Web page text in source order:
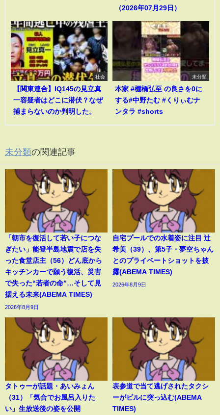
（2026年07月29日）
社会
【関東連合】IQ145の見立真
一容疑者はどこに潜伏？なぜ
捕まらないのか判明した。
未分類
本家 #棚橋弘至 の良さを0に
する#中野たむ #くりぃむナ
ンタラ #shorts
未分類の関連記事
「朝市を復活して若い子につな
ぎたい」能登半島地震で店を失
った食堂店主（56）どん底から
キッチンカーで願う復活、災害
で失った“若者の命”…そして見
据える未来(ABEMA TIMES)
2026年8月9日
自宅プールでの水着姿に注目 辻
希美（39）、第5子・夢空ちゃん
とのプライベートショットを披
露(ABEMA TIMES)
2026年8月9日
タトゥーが話題・あいみょん
（31）「気合でお風呂入りた
い」生放送後の姿を公開
表参道で当て逃げされたタクシ
ーがビルに突っ込む(ABEMA
TIMES)